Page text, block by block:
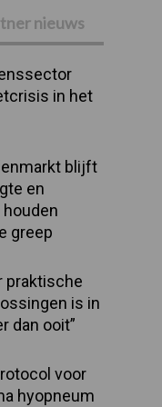
nieuws
in het
blijft
en
greep
praktische
is in
dan ooit”
voor
hyopneum